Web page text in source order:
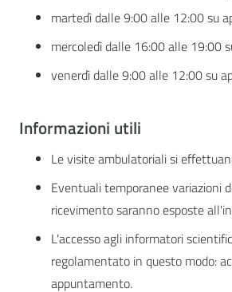
martedì dalle 9:00 alle 12:00 su
mercoledì dalle 16:00 alle 19:00
venerdì dalle 9:00 alle 12:00 su
Informazioni utili
Le visite ambulatoriali si
Eventuali temporanee variazioni
ricevimento saranno esposte
L'accesso agli informatori
regolamentato in questo modo:
appuntamento.